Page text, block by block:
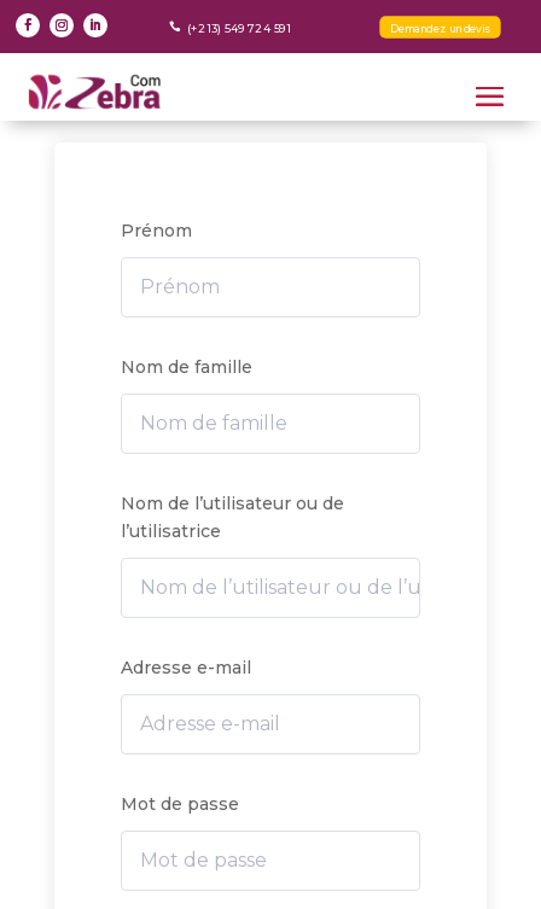
 (+213) 549 724 591 Demandez un devis
Inscription apprenant
Prénom
Nom de famille
Nom de l’utilisateur ou de
l’utilisatrice
Adresse e-mail
Mot de passe